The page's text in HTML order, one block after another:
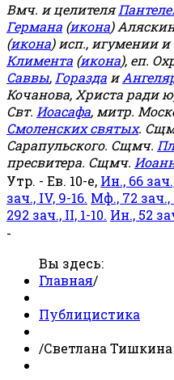
Вмч. и целителя
Германа (икона)
(икона) исп., игумении и
Климента (икона), еп.
Саввы, Горазда и
Кочанова, Христа ради
Свт. Иоасафа, митр.
Смоленских святых.
Сарапульского. Сщмч.
пресвитера. Сщмч.
Утр. - Ев. 10-е, Ин., 66
зач., IV, 9-16. Мф., 72 зач.,
292 зач., II, 1-10. Ин., 52
-
Вы здесь:
Главная/
Публицистика
/Светлана Тишкина